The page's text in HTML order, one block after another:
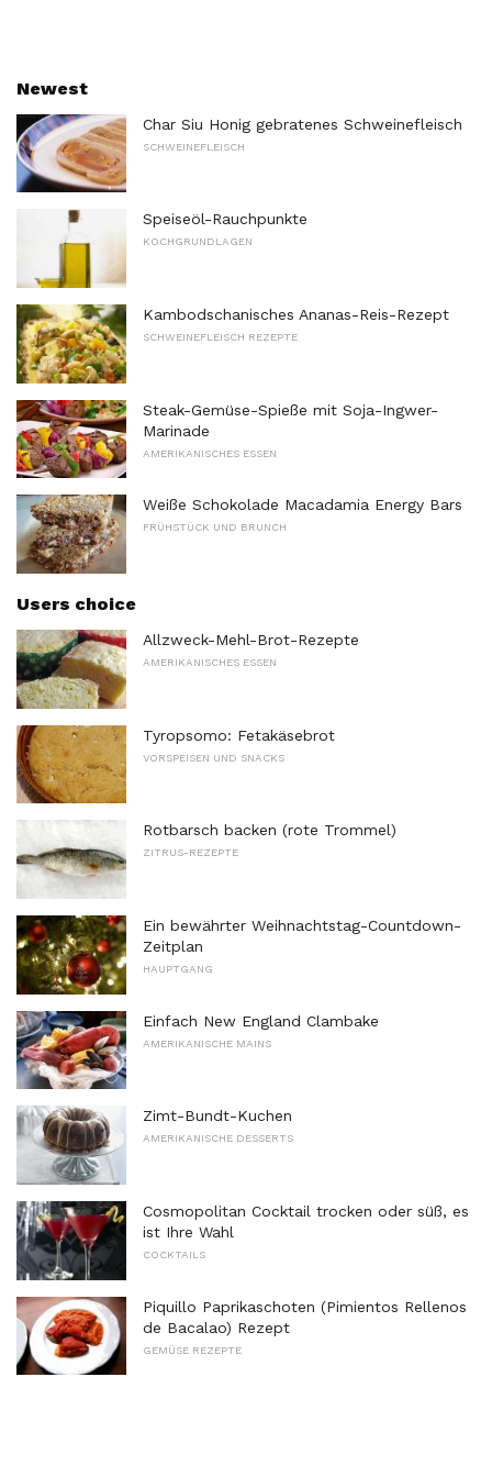
Newest
Char Siu Honig gebratenes Schweinefleisch
SCHWEINEFLEISCH
Speiseöl-Rauchpunkte
KOCHGRUNDLAGEN
Kambodschanisches Ananas-Reis-Rezept
SCHWEINEFLEISCH REZEPTE
Steak-Gemüse-Spieße mit Soja-Ingwer-
Marinade
AMERIKANISCHES ESSEN
Weiße Schokolade Macadamia Energy Bars
FRÜHSTÜCK UND BRUNCH
Users choice
Allzweck-Mehl-Brot-Rezepte
AMERIKANISCHES ESSEN
Tyropsomo: Fetakäsebrot
VORSPEISEN UND SNACKS
Rotbarsch backen (rote Trommel)
ZITRUS-REZEPTE
Ein bewährter Weihnachtstag-Countdown-
Zeitplan
HAUPTGANG
Einfach New England Clambake
AMERIKANISCHE MAINS
Zimt-Bundt-Kuchen
AMERIKANISCHE DESSERTS
Cosmopolitan Cocktail trocken oder süß, es
ist Ihre Wahl
COCKTAILS
Piquillo Paprikaschoten (Pimientos Rellenos
de Bacalao) Rezept
GEMÜSE REZEPTE